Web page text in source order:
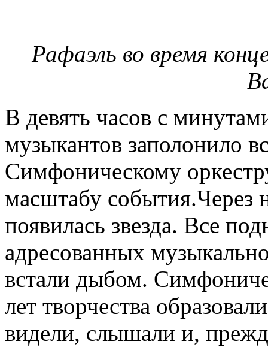
Рафаэль во время
В девять часов с
музыкантов заполонило
Симфоническому
масштабу события.Через
появилась звезда. Все
адресованных
встали дыбом.
лет творчества
видели, слышали и,